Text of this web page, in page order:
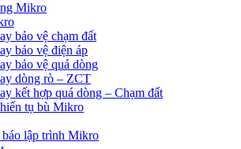
Mikro
bảo vệ chạm đất
bảo vệ điện áp
bảo vệ quá dòng
dòng rò – ZCT
kết hợp quá dòng – Chạm đất
tụ bù Mikro
báo lập trình Mikro